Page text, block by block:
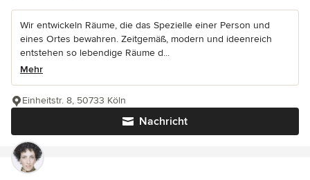
Wir entwickeln Räume, die das Spezielle einer Person und
eines Ortes bewahren. Zeitgemäß, modern und ideenreich
entstehen so lebendige Räume d...
Mehr
Nachricht
Einheitstr. 8, 50733 Köln